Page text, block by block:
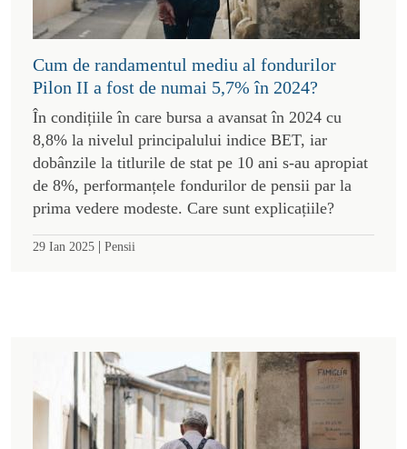
Cum de randamentul mediu al fondurilor
Pilon II a fost de numai 5,7% în 2024?
În condițiile în care bursa a avansat în 2024 cu
8,8% la nivelul principalului indice BET, iar
dobânzile la titlurile de stat pe 10 ani s-au apropiat
de 8%, performanțele fondurilor de pensii par la
prima vedere modeste. Care sunt explicațiile?
29 Ian 2025 | Pensii